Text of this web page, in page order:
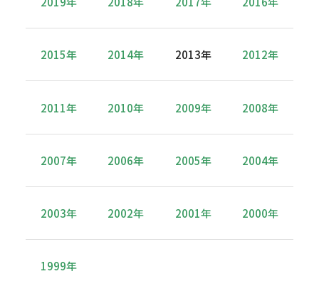
2015年 2014年 2013年 2012年
2011年 2010年 2009年 2008年
2007年 2006年 2005年 2004年
2003年 2002年 2001年 2000年
1999年